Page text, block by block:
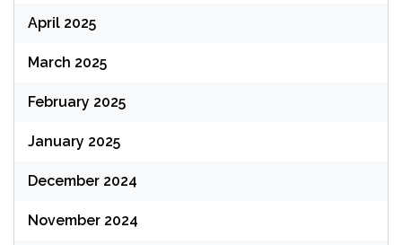
April 2025
March 2025
February 2025
January 2025
December 2024
November 2024